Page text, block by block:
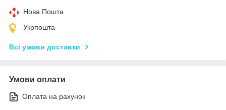
Нова Пошта
Укрпошта
Всі умови доставки
Умови оплати
Оплата на рахунок